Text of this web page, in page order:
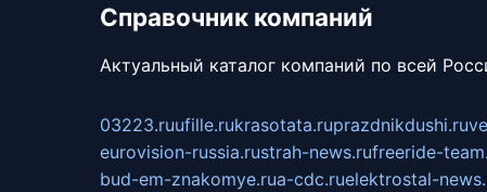
Справочник компаний
Актуальный каталог компаний по всей
03223.ruufille.rukrasotata.ruprazdnikdushi.ru
eurovision-russia.rustrah-news.rufreeride-
bud-em-znakomye.rua-cdc.ruelektrostal-